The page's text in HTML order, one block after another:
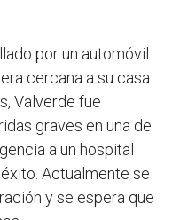
por un automóvil
cercana a su casa.
Valverde fue
graves en una de
a un hospital
Actualmente se
y se espera que